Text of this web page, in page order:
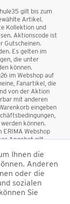
gilt bis zum
Artikel.
Kollektion und
Aktionscode ist
Gutscheinen.
Es gelten im
die unter
können.
im Webshop auf
Fanartikel, die
von der Aktion
mit anderen
eingeben
können.
Webshop
Angebot gilt
Der
Gutscheinen
50 €
und zzgl.
Ihnen die
Anderen
oder die
sozialen
Sie